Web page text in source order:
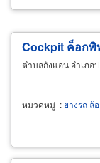
Cockpit ค็อกพิ
ตำบลกังแอน อำเภอ
หมวดหมู่ : ยางรถ ล้